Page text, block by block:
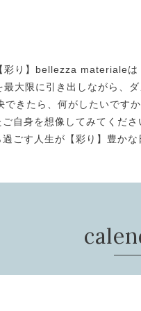
り】bellezza materialeは
大限に引き出しながら、
できたら、何がしたいです
自身を想像してみてくだ
過ごす人生が【彩り】豊か